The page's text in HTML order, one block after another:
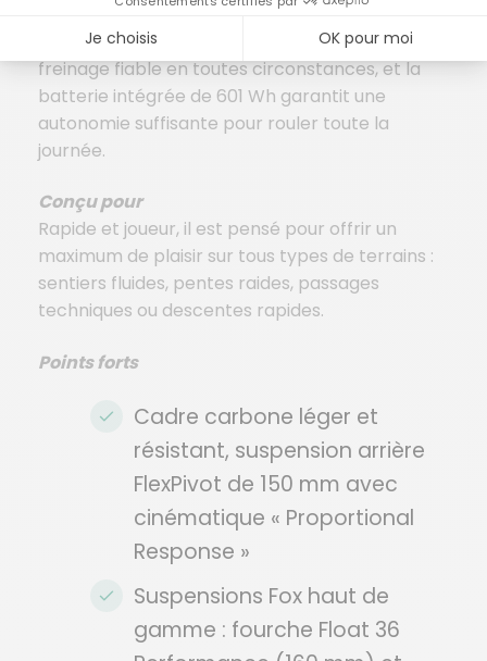
contrôle à haute vitesse. Les freins Magura MT5
à quatre pistons offrent une puissance de
freinage fiable en toutes circonstances, et la
batterie intégrée de 601 Wh garantit une
autonomie suffisante pour rouler toute la
journée.
Conçu pour
Rapide et joueur, il est pensé pour offrir un
maximum de plaisir sur tous types de terrains :
sentiers fluides, pentes raides, passages
techniques ou descentes rapides.
Points forts
Cadre carbone léger et
résistant, suspension arrière
FlexPivot de 150 mm avec
cinématique « Proportional
Response »
Suspensions Fox haut de
gamme : fourche Float 36